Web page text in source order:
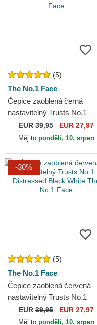
(5)
The No.1 Face
Čepice zaoblená černá
nastavitelný Trusts No.1
Distressed Black Gold The
No.1 Face
EUR39,95 EUR 27,97
Měj to pondělí, 10. srpen
-30%
(5)
The No.1 Face
Čepice zaoblená červená
nastavitelný Trusts No.1
Distressed Black White The
No.1 Face
EUR39,95 EUR 27,97
Měj to pondělí, 10. srpen